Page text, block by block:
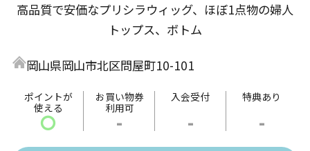
高品質で安価なプリシラウィッグ、ほぼ1点物の婦人
トップス、ボトム
岡山県岡山市北区問屋町10-101
ポイントが
使える
〇
お買い物券
利用可
-
入会受付
-
特典あり
-